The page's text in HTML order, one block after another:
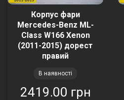
Корпус фари
Mercedes-Benz ML-
Class W166 Xenon
(2011-2015) дорест
правий
В наявності
2419.00 грн